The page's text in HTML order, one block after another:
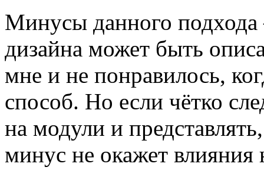
Минусы данного
дизайна может быть
мне и не понравилось,
способ. Но если чётко
на модули и
минус не окажет влияния